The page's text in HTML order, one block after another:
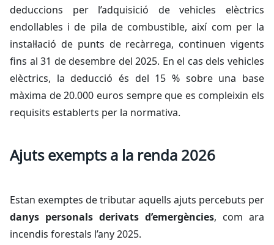
deduccions per l’adquisició de vehicles elèctrics
endollables i de pila de combustible, així com per la
instal·lació de punts de recàrrega, continuen vigents
fins al 31 de desembre del 2025. En el cas dels vehicles
elèctrics, la deducció és del 15 % sobre una base
màxima de 20.000 euros sempre que es compleixin els
requisits establerts per la normativa.
Ajuts exempts a la renda 2026
Estan exemptes de tributar aquells ajuts percebuts per
danys personals derivats d’emergències, com ara
incendis forestals l’any 2025.